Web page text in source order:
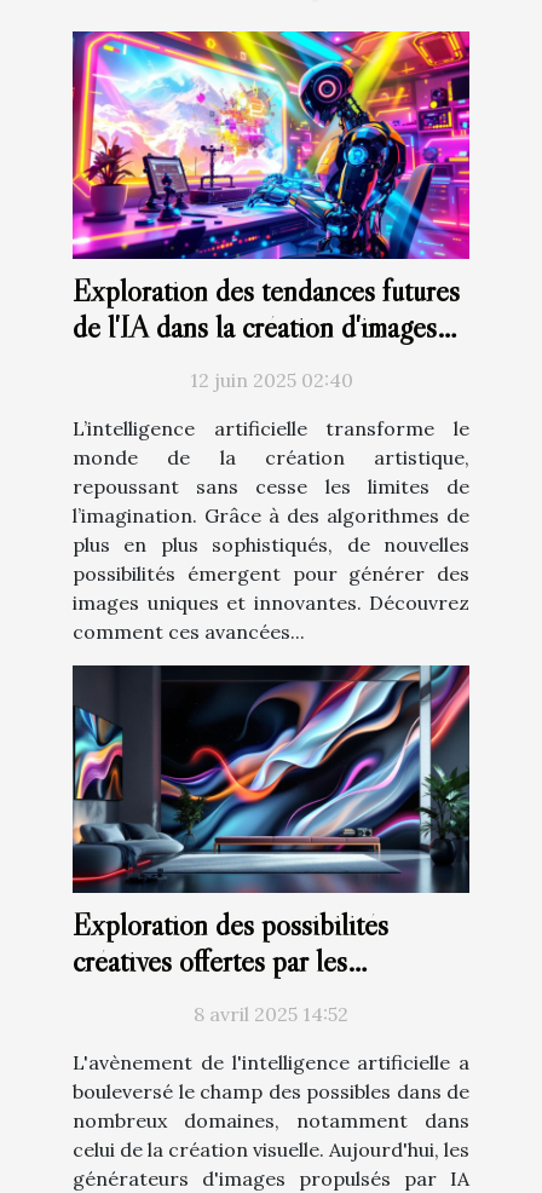
Exploration des tendances futures
de l'IA dans la création d'images
12 juin 2025 02:40
L’intelligence artificielle transforme le
monde de la création artistique,
repoussant sans cesse les limites de
l’imagination. Grâce à des algorithmes de
plus en plus sophistiqués, de nouvelles
possibilités émergent pour générer des
images uniques et innovantes. Découvrez
comment ces avancées...
Exploration des possibilités
créatives offertes par les
générateurs d'images à base d'IA
8 avril 2025 14:52
L'avènement de l'intelligence artificielle a
bouleversé le champ des possibles dans de
nombreux domaines, notamment dans
celui de la création visuelle. Aujourd'hui, les
générateurs d'images propulsés par IA